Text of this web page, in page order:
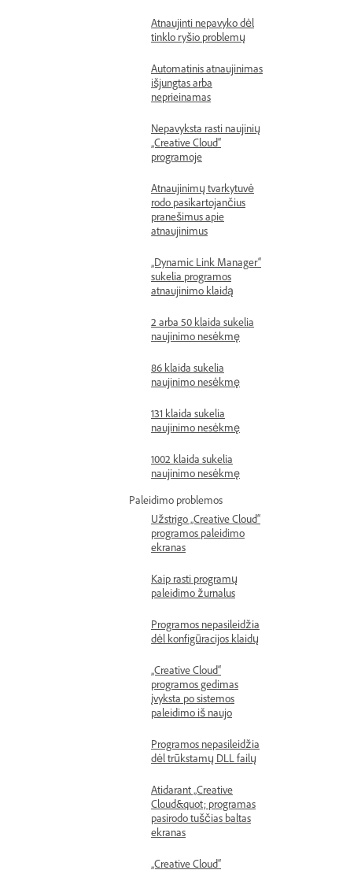
Atnaujinti nepavyko dėl
tinklo ryšio problemų
Automatinis atnaujinimas
išjungtas arba
neprieinamas
Nepavyksta rasti naujinių
„Creative Cloud“
programoje
Atnaujinimų tvarkytuvė
rodo pasikartojančius
pranešimus apie
atnaujinimus
„Dynamic Link Manager“
sukelia programos
atnaujinimo klaidą
2 arba 50 klaida sukelia
naujinimo nesėkmę
86 klaida sukelia
naujinimo nesėkmę
131 klaida sukelia
naujinimo nesėkmę
1002 klaida sukelia
naujinimo nesėkmę
Paleidimo problemos
Užstrigo „Creative Cloud“
programos paleidimo
ekranas
Kaip rasti programų
paleidimo žurnalus
Programos nepasileidžia
dėl konfigūracijos klaidų
„Creative Cloud“
programos gedimas
įvyksta po sistemos
paleidimo iš naujo
Programos nepasileidžia
dėl trūkstamų DLL failų
Atidarant „Creative
Cloud&quot; programas
pasirodo tuščias baltas
ekranas
„Creative Cloud“